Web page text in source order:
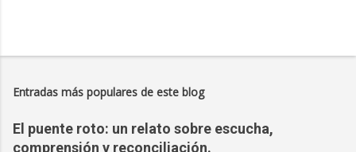
Entradas más populares de este blog
El puente roto: un relato sobre escucha,
comprensión y reconciliación.